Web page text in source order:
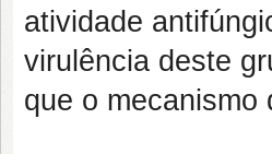
atividade
virulência deste
que o mecanismo